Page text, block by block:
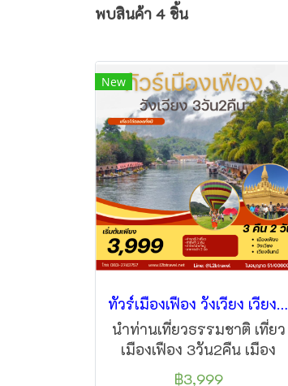
พบสินค้า 4 ชิ้น
New
ทัวร์เมืองเฟือง วังเวียง เวียงจันทน์ 3วัน2คืน
นำท่านเที่ยวธรรมชาติ เที่ยว
เมืองเฟือง 3วัน2คืน เมือง
ยอดนิยม แห่งใหม่ นำท่านพัก
฿3,999